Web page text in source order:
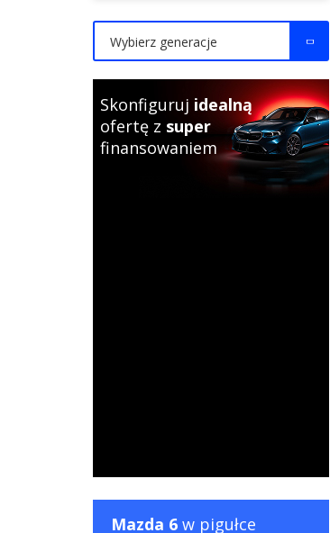
Wybierz generacje
Skonfiguruj idealną
ofertę z super
finansowaniem
Mazda 6 w pigułce